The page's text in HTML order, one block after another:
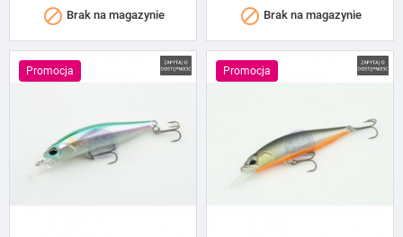
 Brak na magazynie  Brak na magazynie
Promocja Promocja